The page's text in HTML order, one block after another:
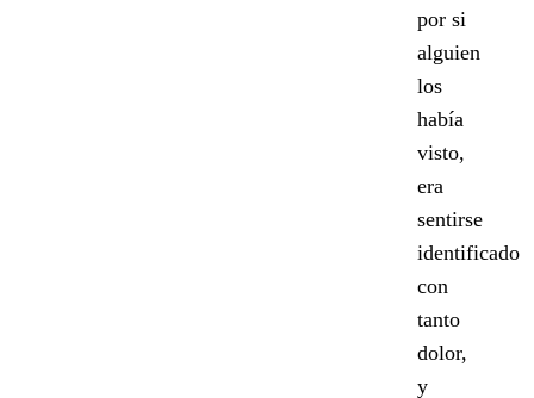
por si
alguien
los
había
visto,
era
sentirse
identificado
con
tanto
dolor,
y